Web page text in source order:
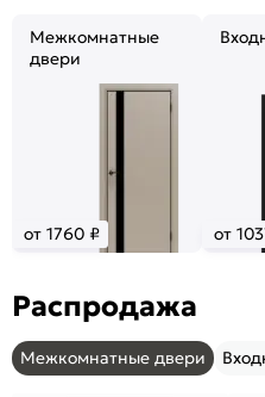
Межкомнатные
двери
от 1760 ₽ от
Распродажа
Межкомнатные двери